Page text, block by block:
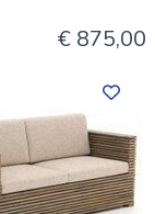
€ 875,00